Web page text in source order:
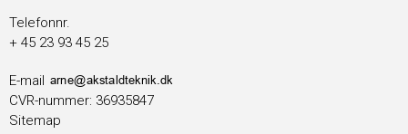
Telefonnr.
+ 45 23 93 45 25
E-mail
CVR-nummer: 36935847
Sitemap